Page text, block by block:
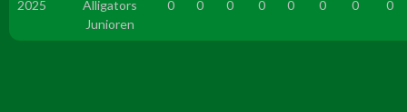
2025
Alligators
Junioren
0 0 0 0 0 0 0 0